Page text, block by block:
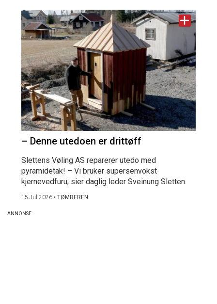
– Denne utedoen er drittøff
Slettens Vøling AS reparerer utedo med
pyramidetak! – Vi bruker supersenvokst
kjernevedfuru, sier daglig leder Sveinung Sletten.
15 Jul 2026 • TØMREREN